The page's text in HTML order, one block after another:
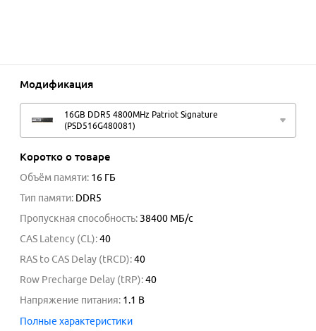
Модификация
16GB DDR5 4800MHz Patriot Signature
(PSD516G480081)
Коротко о товаре
Объём памяти: 16 ГБ
Тип памяти: DDR5
Пропускная способность: 38400 МБ/с
CAS Latency (CL):40
RAS to CAS Delay (tRCD):40
Row Precharge Delay (tRP):40
Напряжение питания: 1.1 В
Полные характеристики